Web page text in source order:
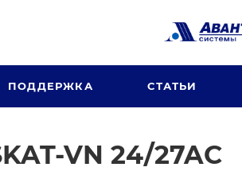
ПОДДЕРЖКА СТАТЬИ
VN 24/27AC